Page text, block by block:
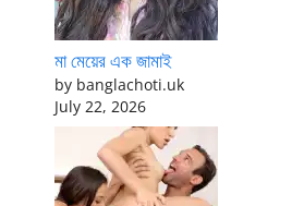
মা মেয়ের এক জামাই
by banglachoti.uk
July 22, 2026